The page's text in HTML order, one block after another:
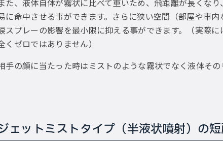
に命中させる事ができます。さらに狭い空間（部屋や車
スプレーの影響を最小限に抑える事ができます。（実際
くゼロではありません）
手の顔に当たった時はミストのような霧状でなく液体そ
ェットミストタイプ（半液状噴射）の